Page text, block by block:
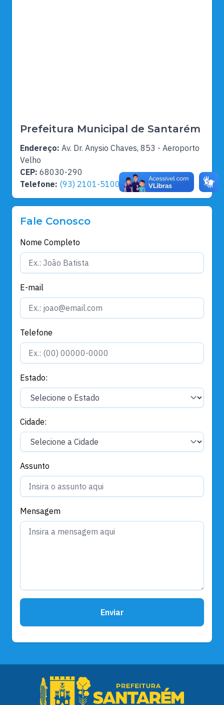
Prefeitura Municipal de Santarém
Endereço: Av. Dr. Anysio Chaves, 853 - Aeroporto
Velho
CEP: 68030-290
Telefone: (93) 2101-5100
Fale Conosco
Nome Completo
E-mail
Telefone
Estado:
Cidade:
Assunto
Mensagem
Enviar